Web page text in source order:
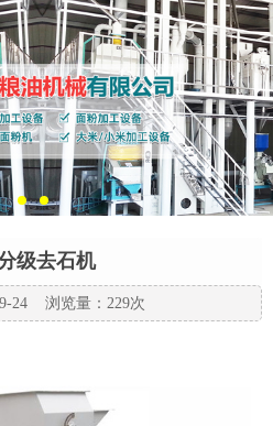
级去石机
24 浏览量：229次